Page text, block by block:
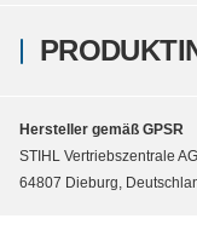
Hersteller gemäß GPSR
STIHL Vertriebszentrale
64807 Dieburg,